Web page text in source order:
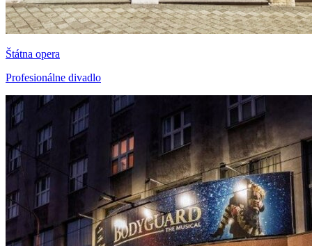
Štátna opera
Profesionálne divadlo